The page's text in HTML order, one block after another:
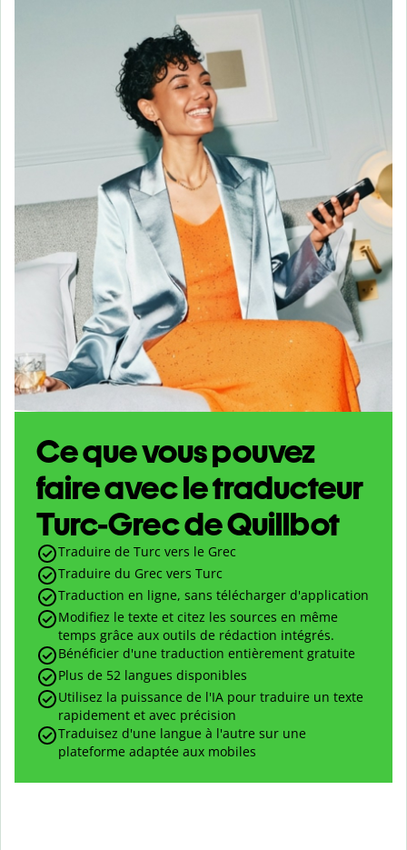
Ce que vous pouvez
faire avec le traducteur
Turc-Grec de Quillbot
Traduire de Turc vers le Grec
Traduire du Grec vers Turc
Traduction en ligne, sans télécharger d'application
Modifiez le texte et citez les sources en même
temps grâce aux outils de rédaction intégrés.
Bénéficier d'une traduction entièrement gratuite
Plus de 52 langues disponibles
Utilisez la puissance de l'IA pour traduire un texte
rapidement et avec précision
Traduisez d'une langue à l'autre sur une
plateforme adaptée aux mobiles